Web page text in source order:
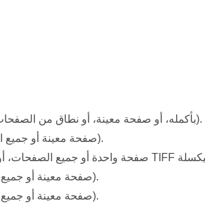
استخراج الصور (من ملف PDF بأكمله، أو صفحة معينة، أو نطاق من الصفحات).
تحويل PDF إلى JPEG (صفحة معينة أو جميع الصفحات).
تحويل PDF إلى PNG (صفحة معينة أو جميع الصفحات).
تحويل PDF إلى BMP (صفحة معينة أو جميع الصفحات).